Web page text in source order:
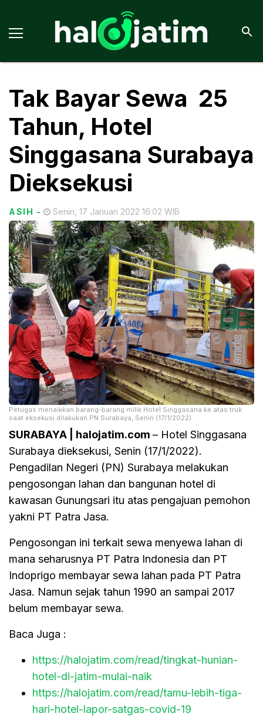
Tak Bayar Sewa 25
Tahun, Hotel
Singgasana Surabaya
Dieksekusi
ASIH - Senin, 17 Januari 2022 16:02 WIB
Petugas menaikkan barang-barang milik Hotel Singgasana ke atas truk
saat eksekusi dilakukan PN Surabaya, Senin (17/1/2022).
SURABAYA | halojatim.com – Hotel Singgasana
Surabaya dieksekusi, Senin (17/1/2022).
Pengadilan Negeri (PN) Surabaya melakukan
pengosongan lahan dan bangunan hotel di
kawasan Gunungsari itu atas pengajuan pemohon
yakni PT Patra Jasa.
Pengosongan ini terkait sewa menyewa lahan di
mana seharusnya PT Patra Indonesia dan PT
Indoprigo membayar sewa lahan pada PT Patra
Jasa. Namun sejak tahun 1990 an sampai 2017
belum membayar sewa.
Baca Juga :
https://halojatim.com/read/tingkat-hunian-
hotel-di-jatim-mulai-naik
https://halojatim.com/read/tamu-lebih-tiga-
hari-hotel-lapor-satgas-covid-19